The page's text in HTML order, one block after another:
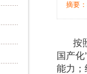
摘要：
按
国产
能力；